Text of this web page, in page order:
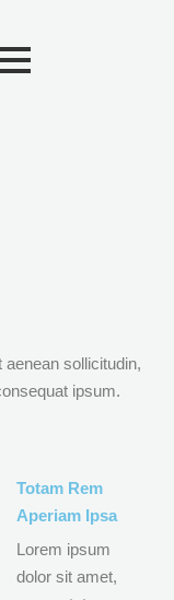
aenean sollicitudin,
ipsum.
Totam Rem
Aperiam Ipsa
Lorem ipsum
dolor sit amet,